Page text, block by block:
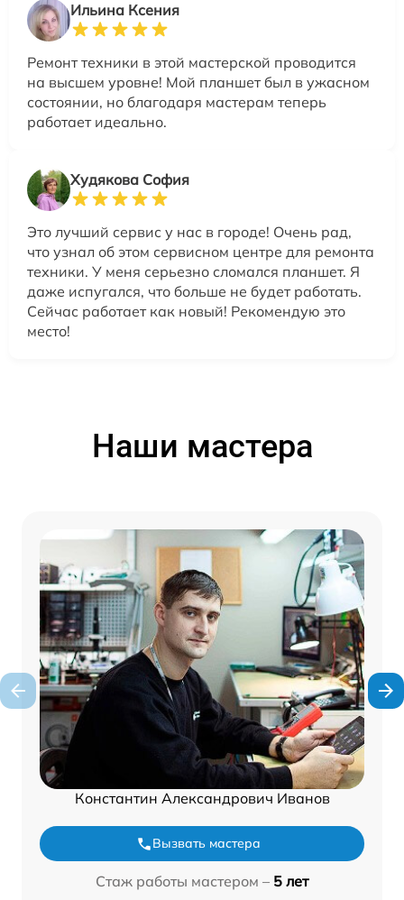
Ильина Ксения
Ремонт техники в этой мастерской проводится
на высшем уровне! Мой планшет был в ужасном
состоянии, но благодаря мастерам теперь
работает идеально.
Худякова София
Это лучший сервис у нас в городе! Очень рад,
что узнал об этом сервисном центре для ремонта
техники. У меня серьезно сломался планшет. Я
даже испугался, что больше не будет работать.
Сейчас работает как новый! Рекомендую это
место!
Наши мастера
Константин Александрович Иванов
Вызвать мастера
Стаж работы мастером – 5 лет